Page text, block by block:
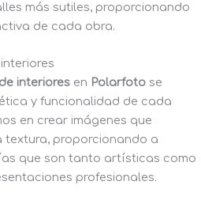
más sutiles, proporcionando
de cada obra.
interiores en Polarfoto se
y funcionalidad de cada
en crear imágenes que
textura, proporcionando a
que son tanto artísticas como
profesionales.